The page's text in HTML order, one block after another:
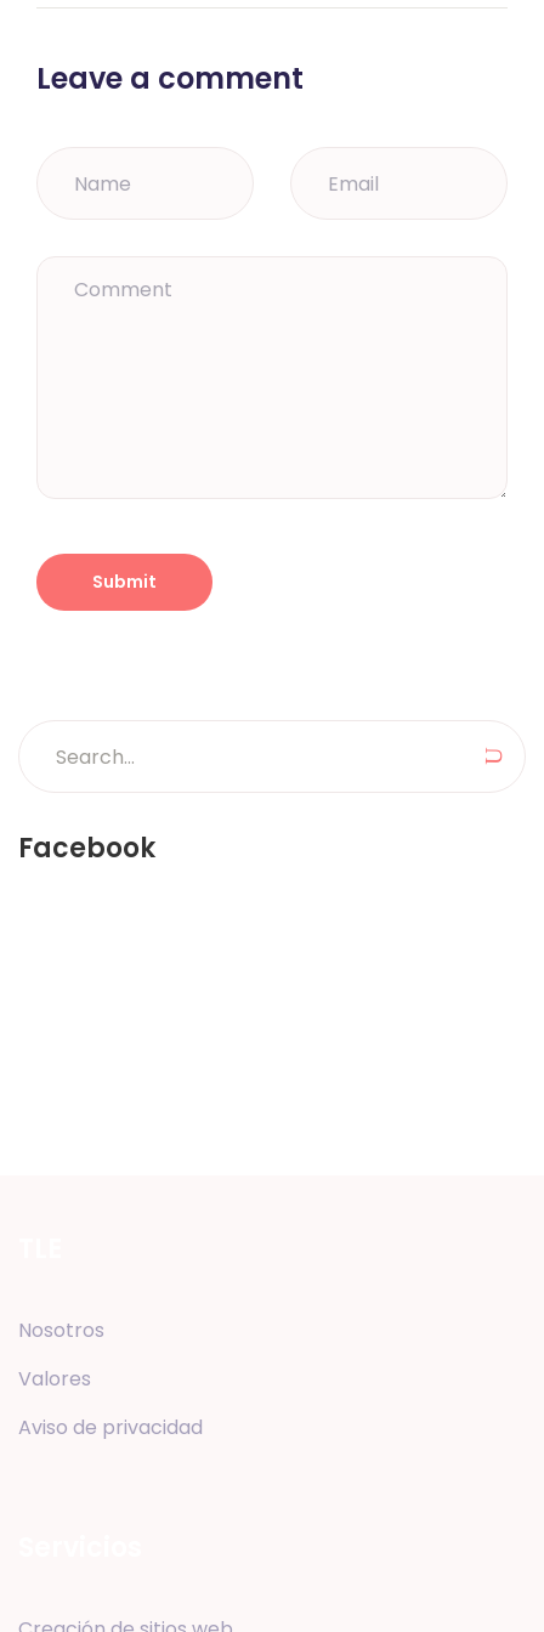
Leave a comment
for:
Facebook
Nosotros
Valores
Aviso de privacidad